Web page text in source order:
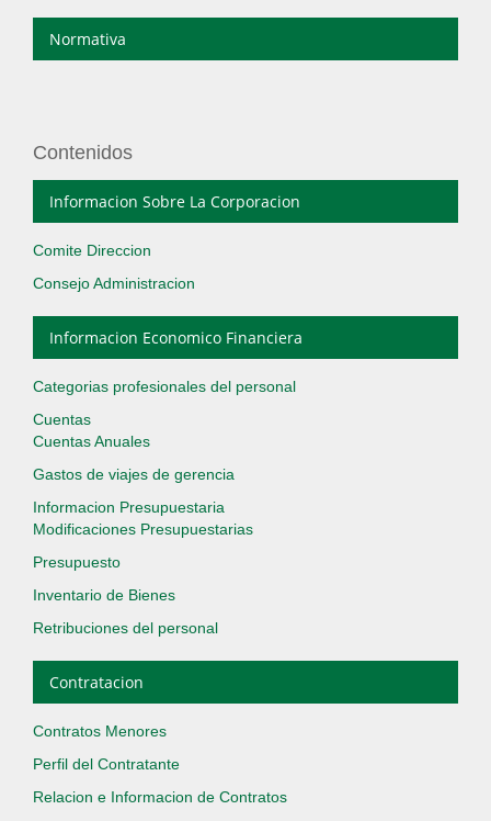
Normativa
Contenidos
Informacion Sobre La Corporacion
Comite Direccion
Consejo Administracion
Informacion Economico Financiera
Categorias profesionales del personal
Cuentas
Cuentas Anuales
Gastos de viajes de gerencia
Informacion Presupuestaria
Modificaciones Presupuestarias
Presupuesto
Inventario de Bienes
Retribuciones del personal
Contratacion
Contratos Menores
Perfil del Contratante
Relacion e Informacion de Contratos